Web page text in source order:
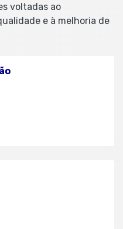
voltadas ao
e à melhoria de